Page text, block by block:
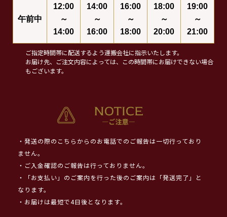
午前中
12:00
～
14:00
14:00
～
16:00
16:00
～
18:00
18:00
～
20:00
19:00
～
21:00
ご指定時間帯に配送するよう運搬会社に指示いたします。
お届け先、ご注文内容によっては、この時間帯にお届けできない場合
もございます。
・発送の際のこちらからのお電話でのご報告は一切行っており
ません。
・ご入金確認のご報告は行っておりません。
・「お支払い」のご案内を行った後のご案内は「発送完了」と
なります。
・お届けは最短で4日後となります。